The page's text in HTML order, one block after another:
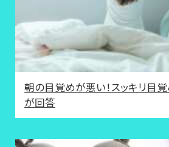
朝の目覚めが悪い！スッキリ目
が回答